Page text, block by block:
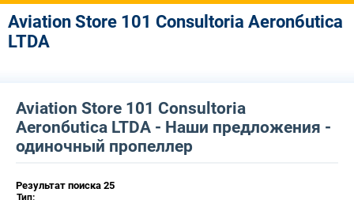
Aviation Store 101 Consultoria Aeronбutica
LTDA
Aviation Store 101 Consultoria
Aeronбutica LTDA - Наши предложения -
одиночный пропеллер
Результат поиска 25
Тип: